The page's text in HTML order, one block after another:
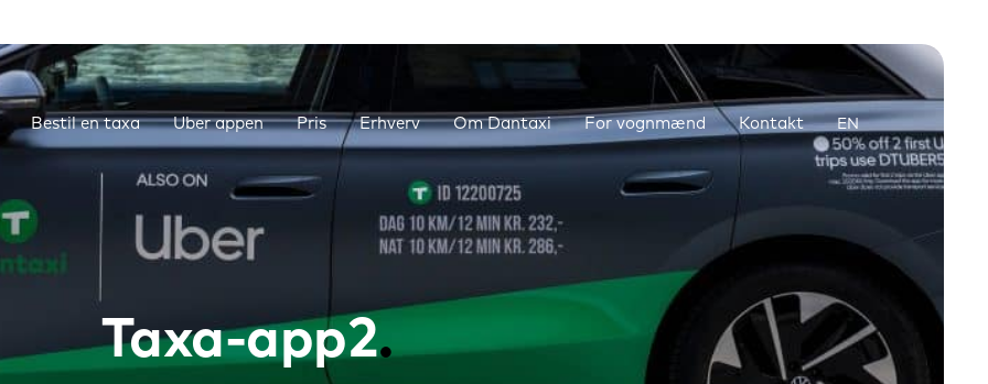
Bestil en taxa Uber appen Pris Erhverv Om Dantaxi For vognmænd Kontakt EN
Taxa-app2